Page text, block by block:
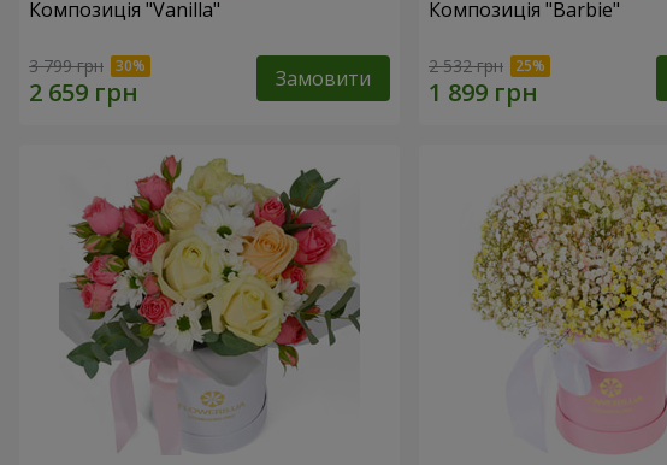
Композиція "Vanilla"
3 799 грн Замовити
Композиція "Barbie"
2 532 грн